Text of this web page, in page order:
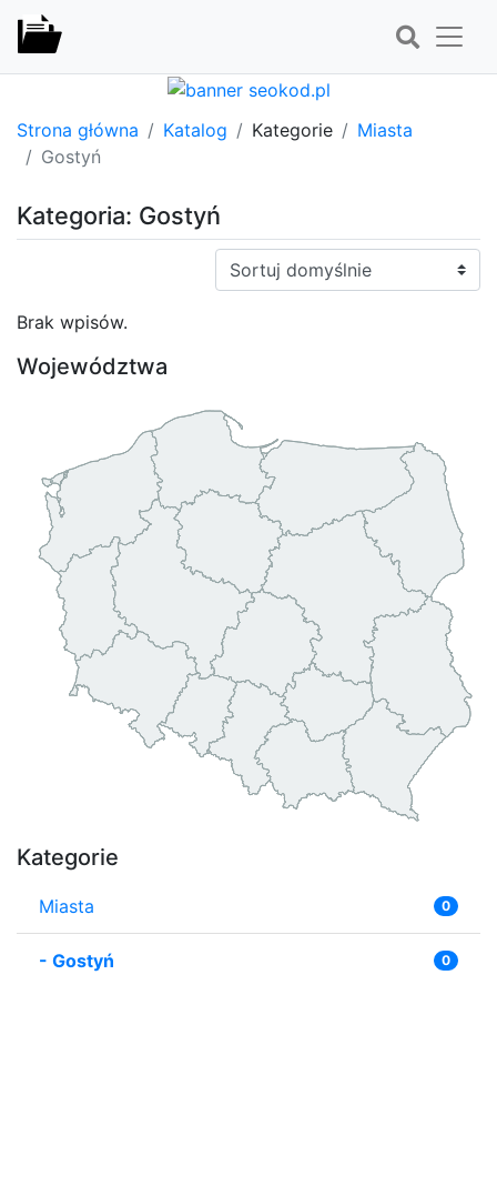
Strona główna Katalog Kategorie
Miasta
Gostyń
Kategoria: Gostyń
Sortuj:
Brak wpisów.
Województwa
Kategorie
Miasta 0
- Gostyń 0